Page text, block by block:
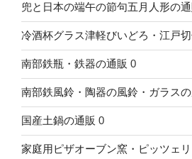
兜と日本の端午の節句五月人形の
冷酒杯グラス津軽びいどろ・江戸
南部鉄瓶・鉄器の通販 0
南部鉄風鈴・陶器の風鈴・ガラス
国産土鍋の通販 0
家庭用ピザオーブン窯・ピッツェ